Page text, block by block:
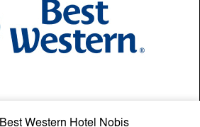
Best Western Hotel Nobis